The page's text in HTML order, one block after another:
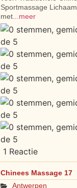
Sportmassage
met...meer
1 Reactie
Chinees Massage 17
Antwerpen